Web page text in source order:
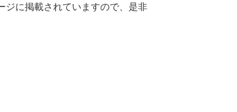
ジに掲載されていますので、是非